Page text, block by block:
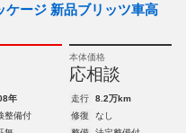
ケージ 新品ブリッツ車高
本体価格
応相談
年 走行
8.2万km
整備付 修復
なし